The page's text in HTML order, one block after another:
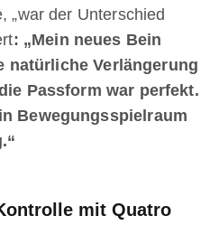
„war der Unterschied
: „Mein neues Bein
natürliche Verlängerung
Passform war perfekt.
Bewegungsspielraum
mit Quatro